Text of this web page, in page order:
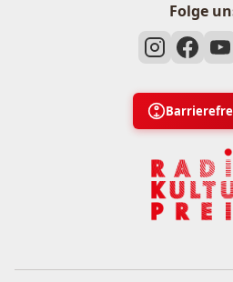
Folge